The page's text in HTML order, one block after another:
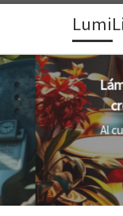
Skip to content
Al cultivar